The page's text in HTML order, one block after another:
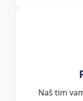
Naš tim